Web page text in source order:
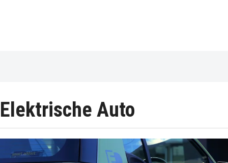
Elektrische Auto